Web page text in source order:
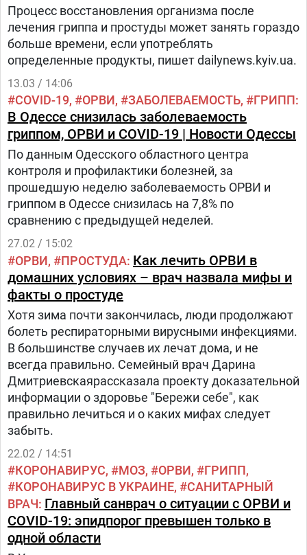
Процесс восстановления организма после
лечения гриппа и простуды может занять гораздо
больше времени, если употреблять
определенные продукты, пишет dailynews.kyiv.ua.
13.03 / 14:06
COVID-19 ОРВИ ЗАБОЛЕВАЕМОСТЬ ГРИПП
В Одессе снизилась заболеваемость
гриппом, ОРВИ и COVID-19 | Новости Одессы
По данным Одесского областного центра
контроля и профилактики болезней, за
прошедшую неделю заболеваемость ОРВИ и
гриппом в Одессе снизилась на 7,8% по
сравнению с предыдущей неделей.
27.02 / 15:02
ОРВИ ПРОСТУДА Как лечить ОРВИ в
домашних условиях – врач назвала мифы и
факты о простуде
Хотя зима почти закончилась, люди продолжают
болеть респираторными вирусными инфекциями.
В большинстве случаев их лечат дома, и не
всегда правильно. Семейный врач Дарина
Дмитриевскаярассказала проекту доказательной
информации о здоровье "Бережи себе", как
правильно лечиться и о каких мифах следует
забыть.
22.02 / 14:51
КОРОНАВИРУС МОЗ ОРВИ
ГРИПП
КОРОНАВИРУС В УКРАИНЕ
САНИТАРНЫЙ
ВРАЧ Главный санврач о ситуации с ОРВИ и
COVID-19: эпидпорог превышен только в
одной области